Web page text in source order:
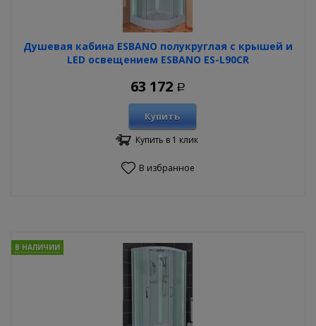
Душевая кабина ESBANO полукруглая с крышей и
LED освещением ESBANO ES-L90CR
63 172 Р
Купить
Купить в 1 клик
В избранное
В НАЛИЧИИ